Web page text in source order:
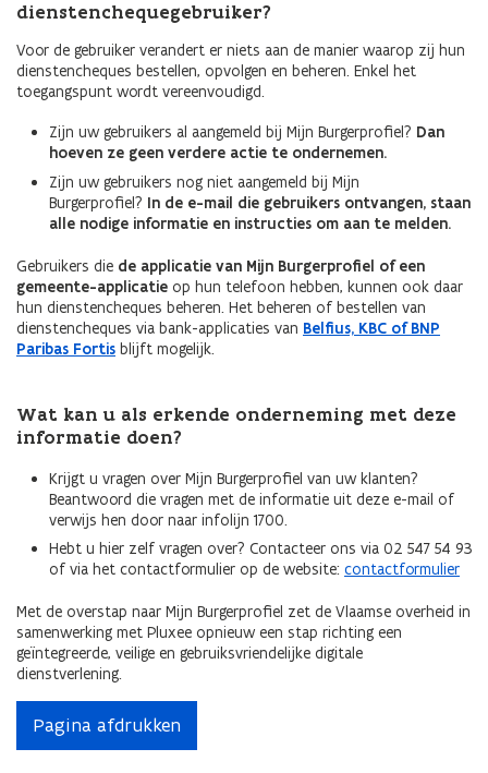
dienstenchequegebruiker?
Voor de gebruiker verandert er niets aan de manier waarop zij hun
dienstencheques bestellen, opvolgen en beheren. Enkel het
toegangspunt wordt vereenvoudigd.
Zijn uw gebruikers al aangemeld bij Mijn Burgerprofiel? Dan
hoeven ze geen verdere actie te ondernemen.
Zijn uw gebruikers nog niet aangemeld bij Mijn
Burgerprofiel? In de e-mail die gebruikers ontvangen, staan
alle nodige informatie en instructies om aan te melden.
Gebruikers die de applicatie van Mijn Burgerprofiel of een
gemeente-applicatie op hun telefoon hebben, kunnen ook daar
hun dienstencheques beheren. Het beheren of bestellen van
dienstencheques via bank-applicaties van Belfius, KBC of BNP
Paribas Fortis blijft mogelijk.
Wat kan u als erkende onderneming met deze
informatie doen?
Krijgt u vragen over Mijn Burgerprofiel van uw klanten?
Beantwoord die vragen met de informatie uit deze e-mail of
verwijs hen door naar infolijn 1700.
Hebt u hier zelf vragen over? Contacteer ons via 02 547 54 93
of via het contactformulier op de website: contactformulier
Met de overstap naar Mijn Burgerprofiel zet de Vlaamse overheid in
samenwerking met Pluxee opnieuw een stap richting een
geïntegreerde, veilige en gebruiksvriendelijke digitale
dienstverlening.
Pagina afdrukken